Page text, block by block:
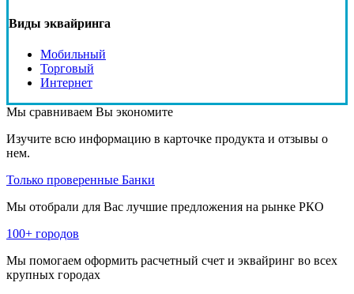
Виды эквайринга
Мобильный
Торговый
Интернет
Мы сравниваем Вы экономите
Изучите всю информацию в карточке продукта и отзывы о
нем.
Только проверенные Банки
Мы отобрали для Вас лучшие предложения на рынке РКО
100+ городов
Мы помогаем оформить расчетный счет и эквайринг во всех
крупных городах